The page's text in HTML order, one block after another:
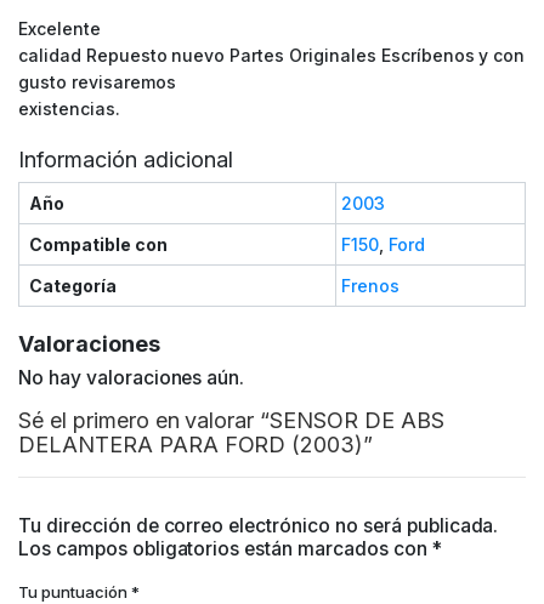
Excelente
calidad Repuesto nuevo Partes Originales Escríbenos y con
gusto revisaremos
existencias.
Información adicional
Año
2003
Compatible con
F150, Ford
Categoría
Frenos
Valoraciones
No hay valoraciones aún.
Sé el primero en valorar “SENSOR DE ABS
DELANTERA PARA FORD (2003)”
Tu dirección de correo electrónico no será publicada.
Los campos obligatorios están marcados con *
Tu puntuación*